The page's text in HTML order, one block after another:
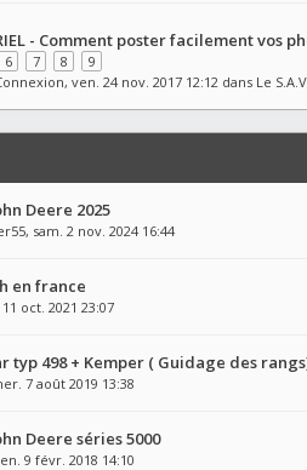
- Comment poster facilement vos
6 7 8
9
, ven. 24 nov. 2017 12:12 dans Le
Deere 2025
, sam. 2 nov. 2024 16:44
en france
oct. 2021 23:07
typ 498 + Kemper ( Guidage des
7 août 2019 13:38
Deere séries 5000
9 févr. 2018 14:10